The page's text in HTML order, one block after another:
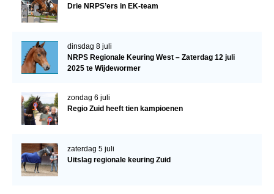
Drie NRPS’ers in EK-team
dinsdag 8 juli
NRPS Regionale Keuring West – Zaterdag 12 juli
2025 te Wijdewormer
zondag 6 juli
Regio Zuid heeft tien kampioenen
zaterdag 5 juli
Uitslag regionale keuring Zuid